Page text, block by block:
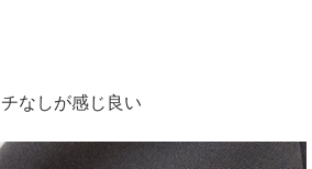
なしが感じ良い